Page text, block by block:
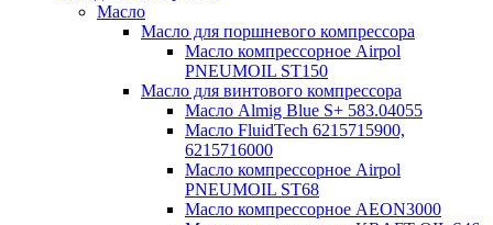
Масло
Масло для поршневого компрессора
Масло компрессорное Airpol
PNEUMOIL ST150
Масло для винтового компрессора
Масло Almig Blue S+ 583.04055
Масло FluidTech 6215715900,
6215716000
Масло компрессорное Airpol
PNEUMOIL ST68
Масло компрессорное AEON3000